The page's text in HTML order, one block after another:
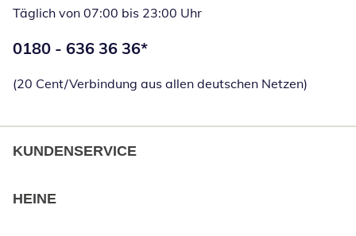
Täglich von 07:00 bis 23:00 Uhr
Telefonnummer:
0180 - 636 36 36*
(20 Cent/Verbindung aus allen deutschen Netzen)
KUNDENSERVICE
HEINE